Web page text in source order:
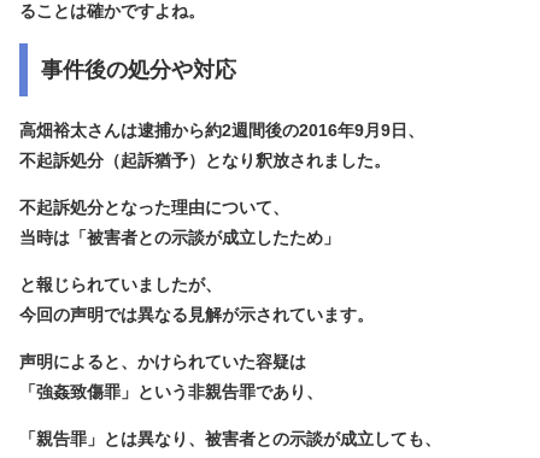
ることは確かですよね。
事件後の処分や対応
高畑裕太さんは逮捕から約2週間後の2016年9月9日、
不起訴処分（起訴猶予）となり釈放されました。
不起訴処分となった理由について、
当時は「被害者との示談が成立したため」
と報じられていましたが、
今回の声明では異なる見解が示されています。
声明によると、かけられていた容疑は
「強姦致傷罪」という非親告罪であり、
「親告罪」とは異なり、被害者との示談が成立しても、